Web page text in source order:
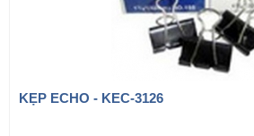
KẸP ECHO - KEC-3126